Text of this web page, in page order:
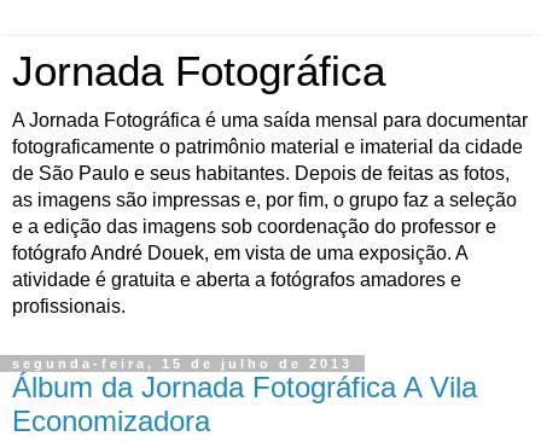
Jornada Fotográfica
A Jornada Fotográfica é uma saída mensal para documentar
fotograficamente o patrimônio material e imaterial da cidade
de São Paulo e seus habitantes. Depois de feitas as fotos,
as imagens são impressas e, por fim, o grupo faz a seleção
e a edição das imagens sob coordenação do professor e
fotógrafo André Douek, em vista de uma exposição. A
atividade é gratuita e aberta a fotógrafos amadores e
profissionais.
segunda-feira, 15 de julho de 2013
Álbum da Jornada Fotográfica A Vila
Economizadora